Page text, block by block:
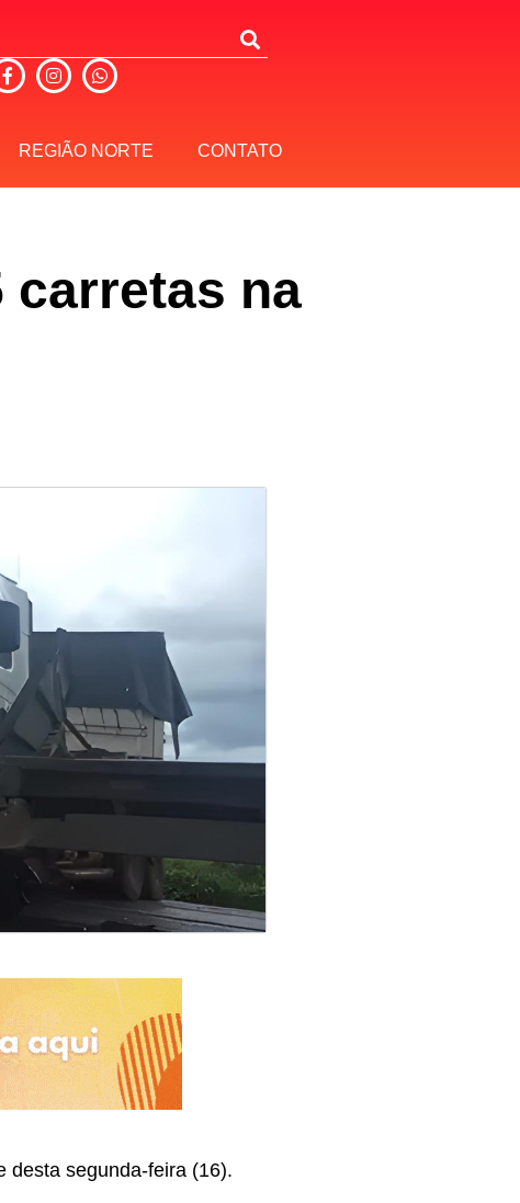
REGIÃO NORTE CONTATO
carretas na
desta segunda-feira (16).